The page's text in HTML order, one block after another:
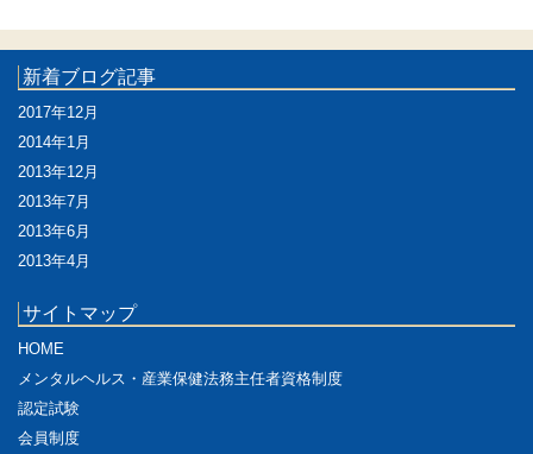
新着ブログ記事
2017年12月
2014年1月
2013年12月
2013年7月
2013年6月
2013年4月
サイトマップ
HOME
メンタルヘルス・産業保健法務主任者資格制度
認定試験
会員制度